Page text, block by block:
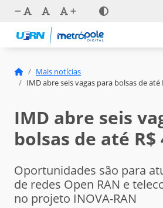
Mais notícias
IMD abre seis vagas para bolsas de até
IMD abre seis
bolsas de até R$
Oportunidades são para
de redes Open RAN e
no projeto INOVA-RAN